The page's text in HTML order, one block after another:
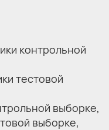
контрольной
тестовой
выборке,
выборке,